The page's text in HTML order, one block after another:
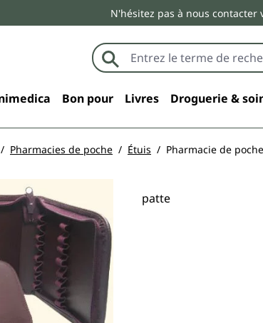
N'hésitez pas à nous contacter
Bon pour Livres Droguerie &
Pharmacies de poche Étuis Pharmacie de
patte